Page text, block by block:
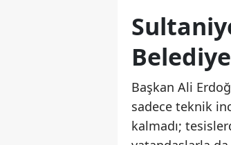
Başkan Ali
sadece teknik
kalmadı;